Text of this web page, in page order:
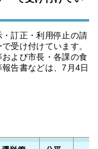
訂正・利用停止の請
受け付けています。
よび市長・各課の食
告書などは、7月4日